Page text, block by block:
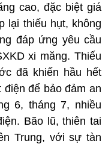
cao, đặc biệt giá
lại thiếu hụt, không
đáp ứng yêu cầu
xi măng. Thiếu
đã khiến hầu hết
điện để bảo đảm an
6, tháng 7, nhiều
Bão lũ, thiên tai
Trung, với sự tàn